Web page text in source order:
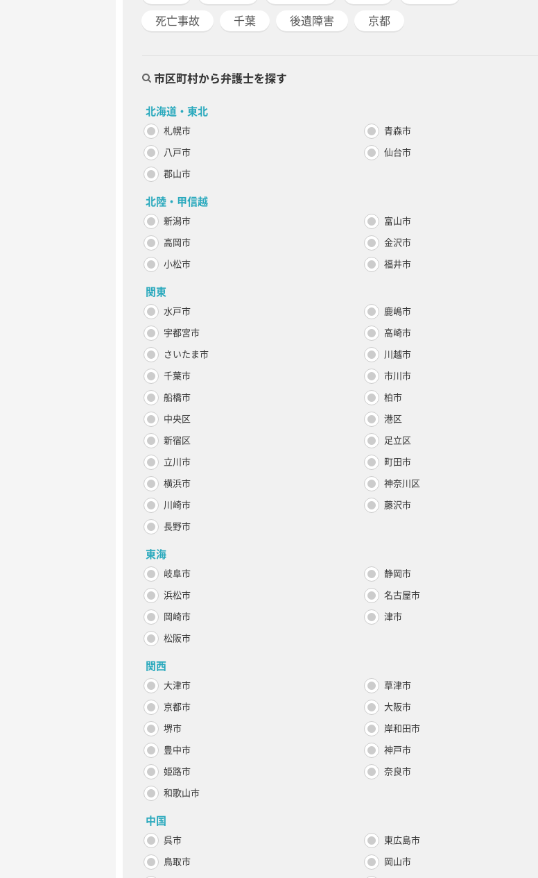
死亡事故 千葉 後遺障害 京都
市区町村から弁護士を探す
北海道・東北
札幌市 青森市
八戸市 仙台市
郡山市
北陸・甲信越
新潟市 富山市
高岡市 金沢市
小松市 福井市
関東
水戸市 鹿嶋市
宇都宮市 高崎市
さいたま市 川越市
千葉市 市川市
船橋市 柏市
中央区 港区
新宿区 足立区
立川市 町田市
横浜市 神奈川区
川崎市 藤沢市
長野市
東海
岐阜市 静岡市
浜松市 名古屋市
岡崎市 津市
松阪市
関西
大津市 草津市
京都市 大阪市
堺市 岸和田市
豊中市 神戸市
姫路市 奈良市
和歌山市
中国
呉市 東広島市
鳥取市 岡山市